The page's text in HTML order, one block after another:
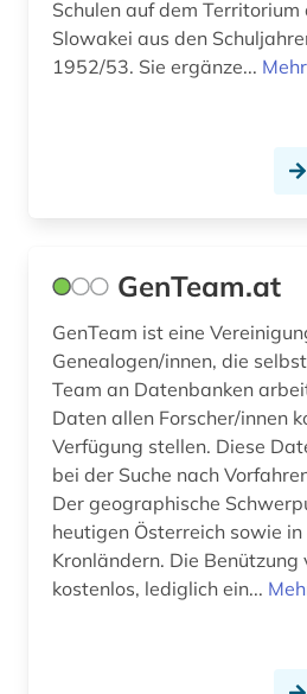
Schulen auf dem
Slowakei aus den
1952/53. Sie ergänze...
GenTeam.at
GenTeam ist eine
Genealogen/innen, die
Team an Datenbanken
Daten allen Forscher/innen
Verfügung stellen. Diese
bei der Suche nach
Der geographische
heutigen Österreich sowie
Kronländern. Die Benützung
kostenlos, lediglich ein...